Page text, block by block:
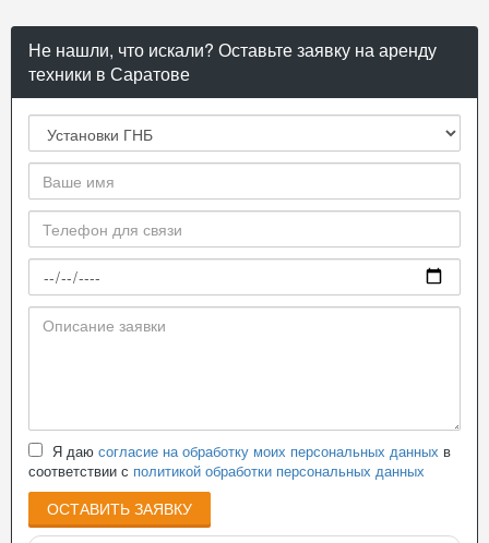
Не нашли, что искали? Оставьте заявку на аренду
техники в Саратове
Я даю согласие на обработку моих персональных данных в
соответствии с политикой обработки персональных данных
ОСТАВИТЬ ЗАЯВКУ